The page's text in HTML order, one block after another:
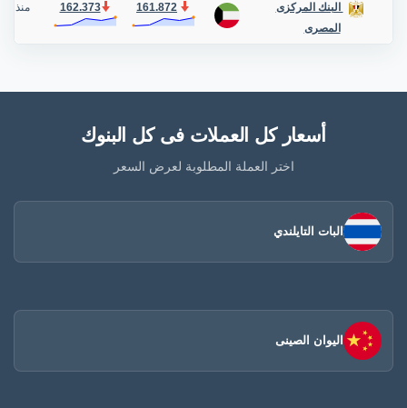
البنك المركزى
المصرى
161.872
162.373 منذ
أسعار كل العملات فى كل البنوك
اختر العملة المطلوبة لعرض السعر
البات التايلندي
اليوان الصينى​